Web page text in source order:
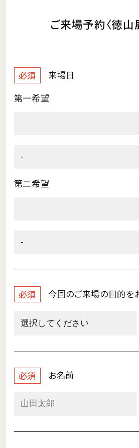
ご来場予約〈徳山
必須
来場日
第一希望
第二希望
必須 今回のご来場の目的を
必須 お名前